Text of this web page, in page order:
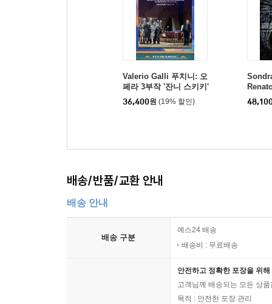
Valerio Galli 푸치니: 오
페라 3부작 '잔니 스키키'
(Puccini: Gianni Schic
chi)
36,400원 (19% 할인)
니: 노
ma)
배송/반품/교환 안내
배송 안내
배송 구분
예스24 배송
배송비 : 무료배송
안전하고 정확한 포장을 위
고객님께 배송되는 모든 상
목적 : 안전한 포장 관리